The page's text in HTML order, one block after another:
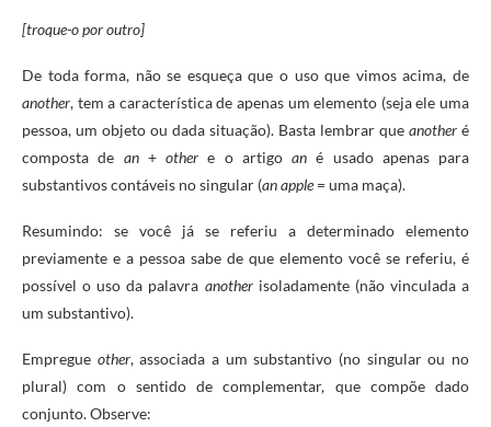
[troque-o por outro]
De toda forma, não se esqueça que o uso que vimos acima, de
another, tem a característica de apenas um elemento (seja ele uma
pessoa, um objeto ou dada situação). Basta lembrar que another é
composta de an+ other e o artigo an é usado apenas para
substantivos contáveis no singular (an apple = uma maça).
Resumindo: se você já se referiu a determinado elemento
previamente e a pessoa sabe de que elemento você se referiu, é
possível o uso da palavra anotherisoladamente (não vinculada a
um substantivo).
Empregue other, associada a um substantivo (no singular ou no
plural) com o sentido de complementar, que compõe dado
conjunto. Observe: